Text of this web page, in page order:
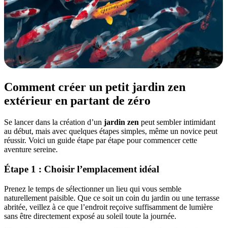
Comment créer un petit jardin zen
extérieur en partant de zéro
Se lancer dans la création d’un jardin zen peut sembler intimidant
au début, mais avec quelques étapes simples, même un novice peut
réussir. Voici un guide étape par étape pour commencer cette
aventure sereine.
Étape 1 : Choisir l’emplacement idéal
Prenez le temps de sélectionner un lieu qui vous semble
naturellement paisible. Que ce soit un coin du jardin ou une terrasse
abritée, veillez à ce que l’endroit reçoive suffisamment de lumière
sans être directement exposé au soleil toute la journée.